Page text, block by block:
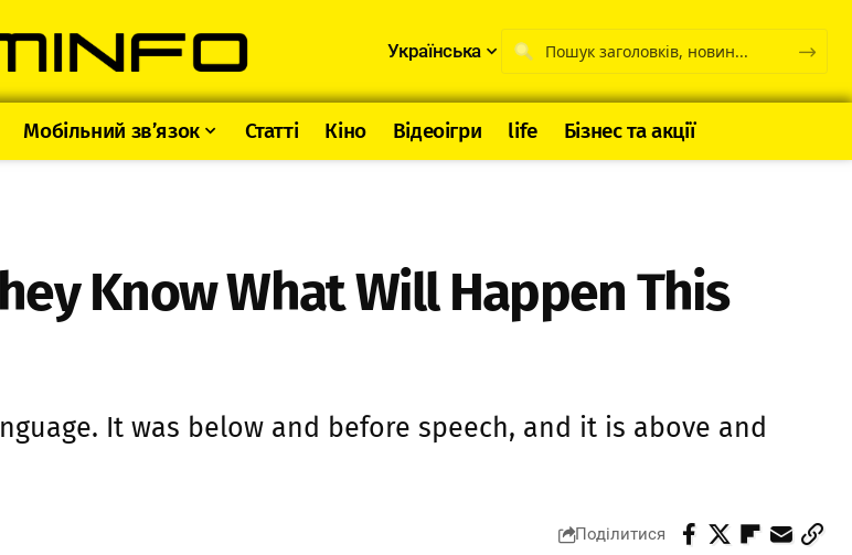
Українська
Мобільний зв’язок Статті Кіно Відеоігри life Бізнес та акції
Know What Will Happen This
It was below and before speech, and it is above and
Поділитися